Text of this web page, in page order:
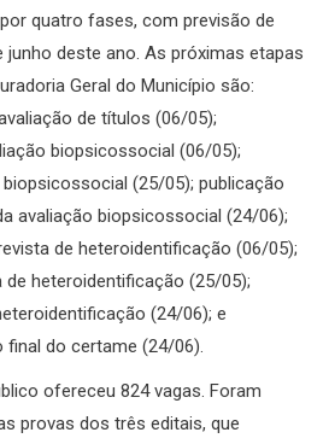
quatro fases, com previsão de
junho deste ano. As próximas etapas
Geral do Município são:
de títulos (06/05);
biopsicossocial (06/05);
(25/05); publicação
avaliação biopsicossocial (24/06);
de heteroidentificação (06/05);
heteroidentificação (25/05);
(24/06); e
do certame (24/06).
ofereceu 824 vagas. Foram
provas dos três editais, que